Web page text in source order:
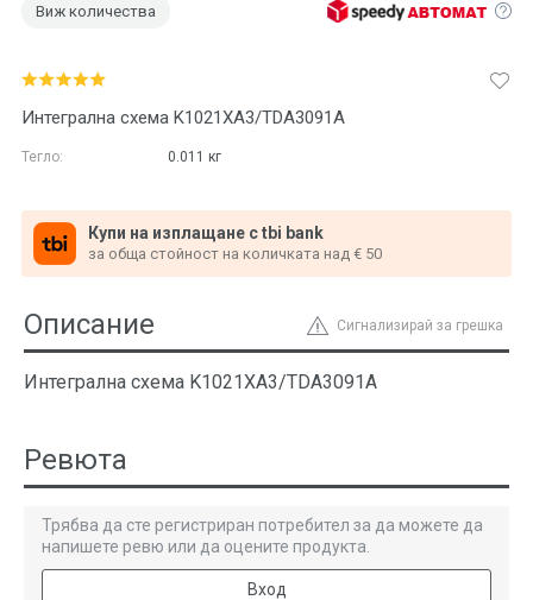
Интегрална схема K1021ХА3/TDA3091A
Тегло: 0.011 кг
Купи на изплащане с tbi bank
за обща стойност на количката над € 50
Виж количества
Сигнализирай за грешка
Описание
Интегрална схема K1021ХА3/TDA3091A
Ревюта
Трябва да сте регистриран потребител за да можете да
напишете ревю или да оцените продукта.
Вход